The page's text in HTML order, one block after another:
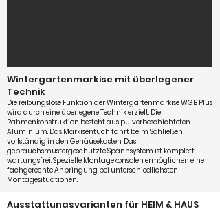
Wintergartenmarkise mit überlegener
Technik
Die reibungslose Funktion der Wintergartenmarkise WGB Plus
wird durch eine überlegene Technik erzielt. Die
Rahmenkonstruktion besteht aus pulverbeschichteten
Aluminium. Das Markisentuch fährt beim Schließen
vollständig in den Gehäusekasten. Das
gebrauchsmustergeschützte Spannsystem ist komplett
wartungsfrei. Spezielle Montagekonsolen ermöglichen eine
fachgerechte Anbringung bei unterschiedlichsten
Montagesituationen.
Ausstattungsvarianten für HEIM & HAUS